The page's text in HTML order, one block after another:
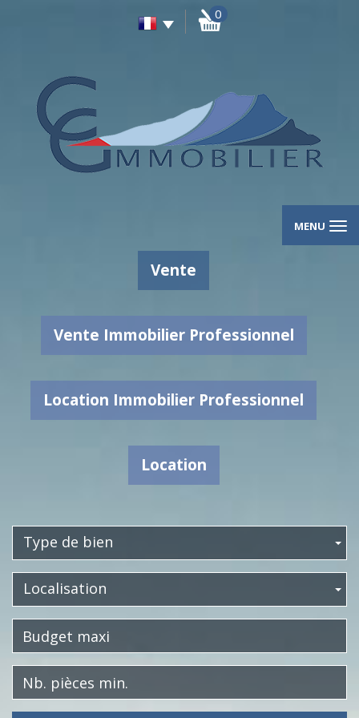
0
MENU
Vente
Vente Immobilier Professionnel
Location Immobilier Professionnel
Location
Type de bien
Localisation